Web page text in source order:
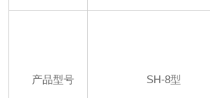
产品型号 SH-8型